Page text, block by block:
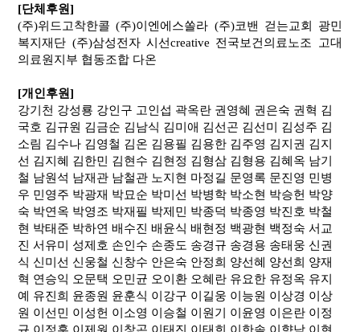
[단체후원]
(주)위드고착한콜 (주)이엔에스쏠라 (주)코밴 걷는교회 광민
복지재단 (주)삼성전자 시선creative 전국보건의료노조
고대
의료원지부 협동조합 다온
[개인후원]
강기천 강성룡 강인구 고인섭 곽옥란 권영혜 권은숙 권혁 김
국호 김규원 김금순 김남식 김미애 김선곤 김선미 김성주 김
소림 김수나 김영철 김온 김용필 김용한 김주영 김지권 김지
선 김지혜 김한민 김현수 김현정 김형삼 김형용 김혜옥 남기
철 남원석 남재관 남철관 노지현 마정길 문영록 문진영 민병
우 민영주 박광재 박묘순 박미선 박병학 박소현 박승헌 박양
숙 박연옥 박영조 박재필 박제민 박종덕 박종영 박진호 박철
현 박태준 박하연 배수진 배윤식배현정 백광현 백정숙 서교
진 서유미 성제호 손인수 손종도 송경규 송경용 송태웅 신권
식 신미선 신웅철 신창수 안은숙 안정희 양선혜 양선희 양재
혁 연승익 오문택 오민균 오이환 오혜란 유요한 유정옥 유지
예
유진희 윤종원 윤훈식 이강구 이길웅 이능원 이상경 이상
원 이선민 이성헌 이소영 이승철 이원기 이윤영 이은란 이정